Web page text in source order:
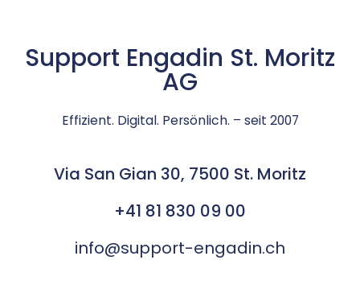
Support Engadin St. Moritz
AG
Effizient. Digital. Persönlich. – seit 2007
Via San Gian 30, 7500 St. Moritz
+41 81 830 09 00
info@support-engadin.ch